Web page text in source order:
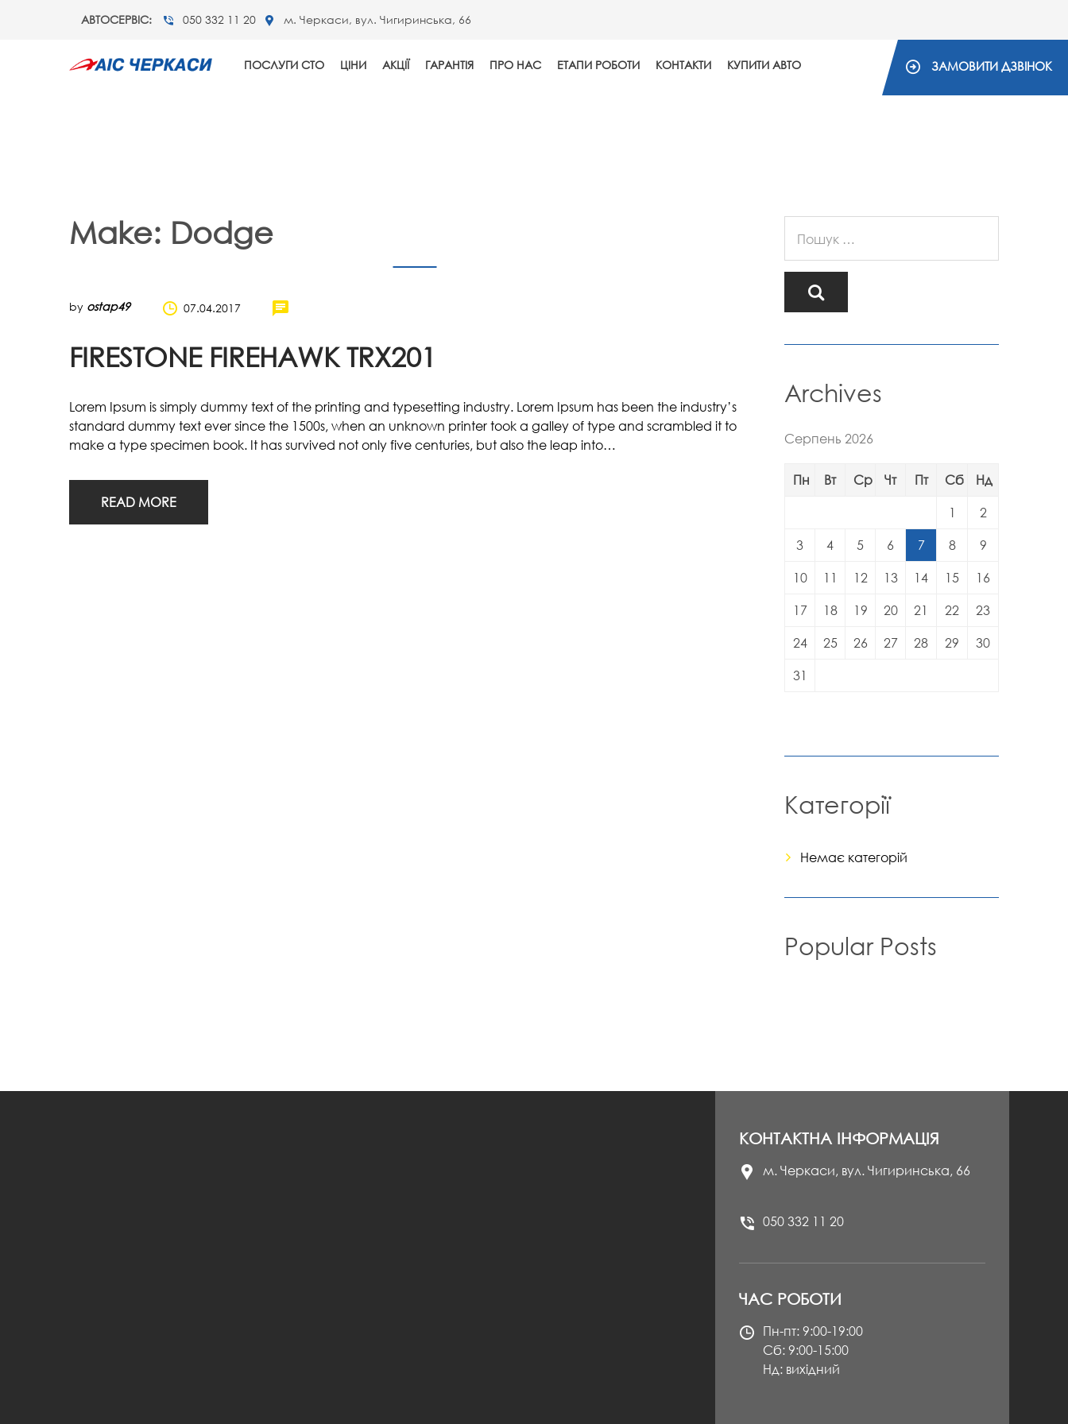
АВТОСЕРВІС: 050 332 11 20 м. Черкаси, вул. Чигиринська, 66
ПОСЛУГИ СТО ЦІНИ АКЦІЇ ГАРАНТІЯ ПРО НАС ЕТАПИ РОБОТИ КОНТАКТИ КУПИТИ АВТО ЗАМОВИТИ ДЗВІНОК
Make: Dodge
by ostap49 07.04.2017
FIRESTONE FIREHAWK TRX201
Lorem Ipsum is simply dummy text of the printing and typesetting industry. Lorem Ipsum has been the industry’s
standard dummy text ever since the 1500s, when an unknown printer took a galley of type and scrambled it to
make a type specimen book. It has survived not only five centuries, but also the leap into…
READ MORE
Archives
Серпень 2026
Пн Вт Ср Чт Пт Сб Нд
1 2
3 4 5 6 7 8 9
10 11 12 13 14 15 16
17 18 19 20 21 22 23
24 25 26 27 28 29 30
31
Категорії
Немає категорій
Popular Posts
КОНТАКТНА ІНФОРМАЦІЯ
м. Черкаси, вул. Чигиринська, 66
050 332 11 20
ЧАС РОБОТИ
Пн-пт: 9:00-19:00
Сб: 9:00-15:00
Нд: вихідний